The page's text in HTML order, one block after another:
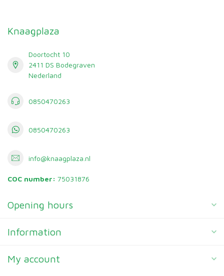
Knaagplaza
Doortocht 10
2411 DS Bodegraven
Nederland
0850470263
0850470263
info@knaagplaza.nl
COC number: 75031876
Opening hours
Information
My account